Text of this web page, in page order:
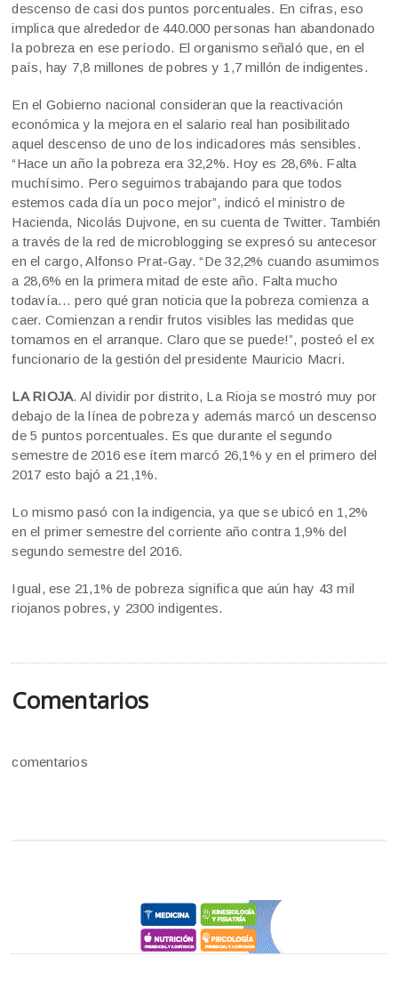
descenso de casi dos puntos porcentuales. En cifras, eso
implica que alrededor de 440.000 personas han abandonado
la pobreza en ese período. El organismo señaló que, en el
país, hay 7,8 millones de pobres y 1,7 millón de indigentes.
En el Gobierno nacional consideran que la reactivación
económica y la mejora en el salario real han posibilitado
aquel descenso de uno de los indicadores más sensibles.
“Hace un año la pobreza era 32,2%. Hoy es 28,6%. Falta
muchísimo. Pero seguimos trabajando para que todos
estemos cada día un poco mejor”, indicó el ministro de
Hacienda, Nicolás Dujvone, en su cuenta de Twitter. También
a través de la red de microblogging se expresó su antecesor
en el cargo, Alfonso Prat-Gay. “De 32,2% cuando asumimos
a 28,6% en la primera mitad de este año. Falta mucho
todavía… pero qué gran noticia que la pobreza comienza a
caer. Comienzan a rendir frutos visibles las medidas que
tomamos en el arranque. Claro que se puede!”, posteó el ex
funcionario de la gestión del presidente Mauricio Macri.
LA RIOJA. Al dividir por distrito, La Rioja se mostró muy por
debajo de la línea de pobreza y además marcó un descenso
de 5 puntos porcentuales. Es que durante el segundo
semestre de 2016 ese ítem marcó 26,1% y en el primero del
2017 esto bajó a 21,1%.
Lo mismo pasó con la indigencia, ya que se ubicó en 1,2%
en el primer semestre del corriente año contra 1,9% del
segundo semestre del 2016.
Igual, ese 21,1% de pobreza significa que aún hay 43 mil
riojanos pobres, y 2300 indigentes.
Comentarios
comentarios